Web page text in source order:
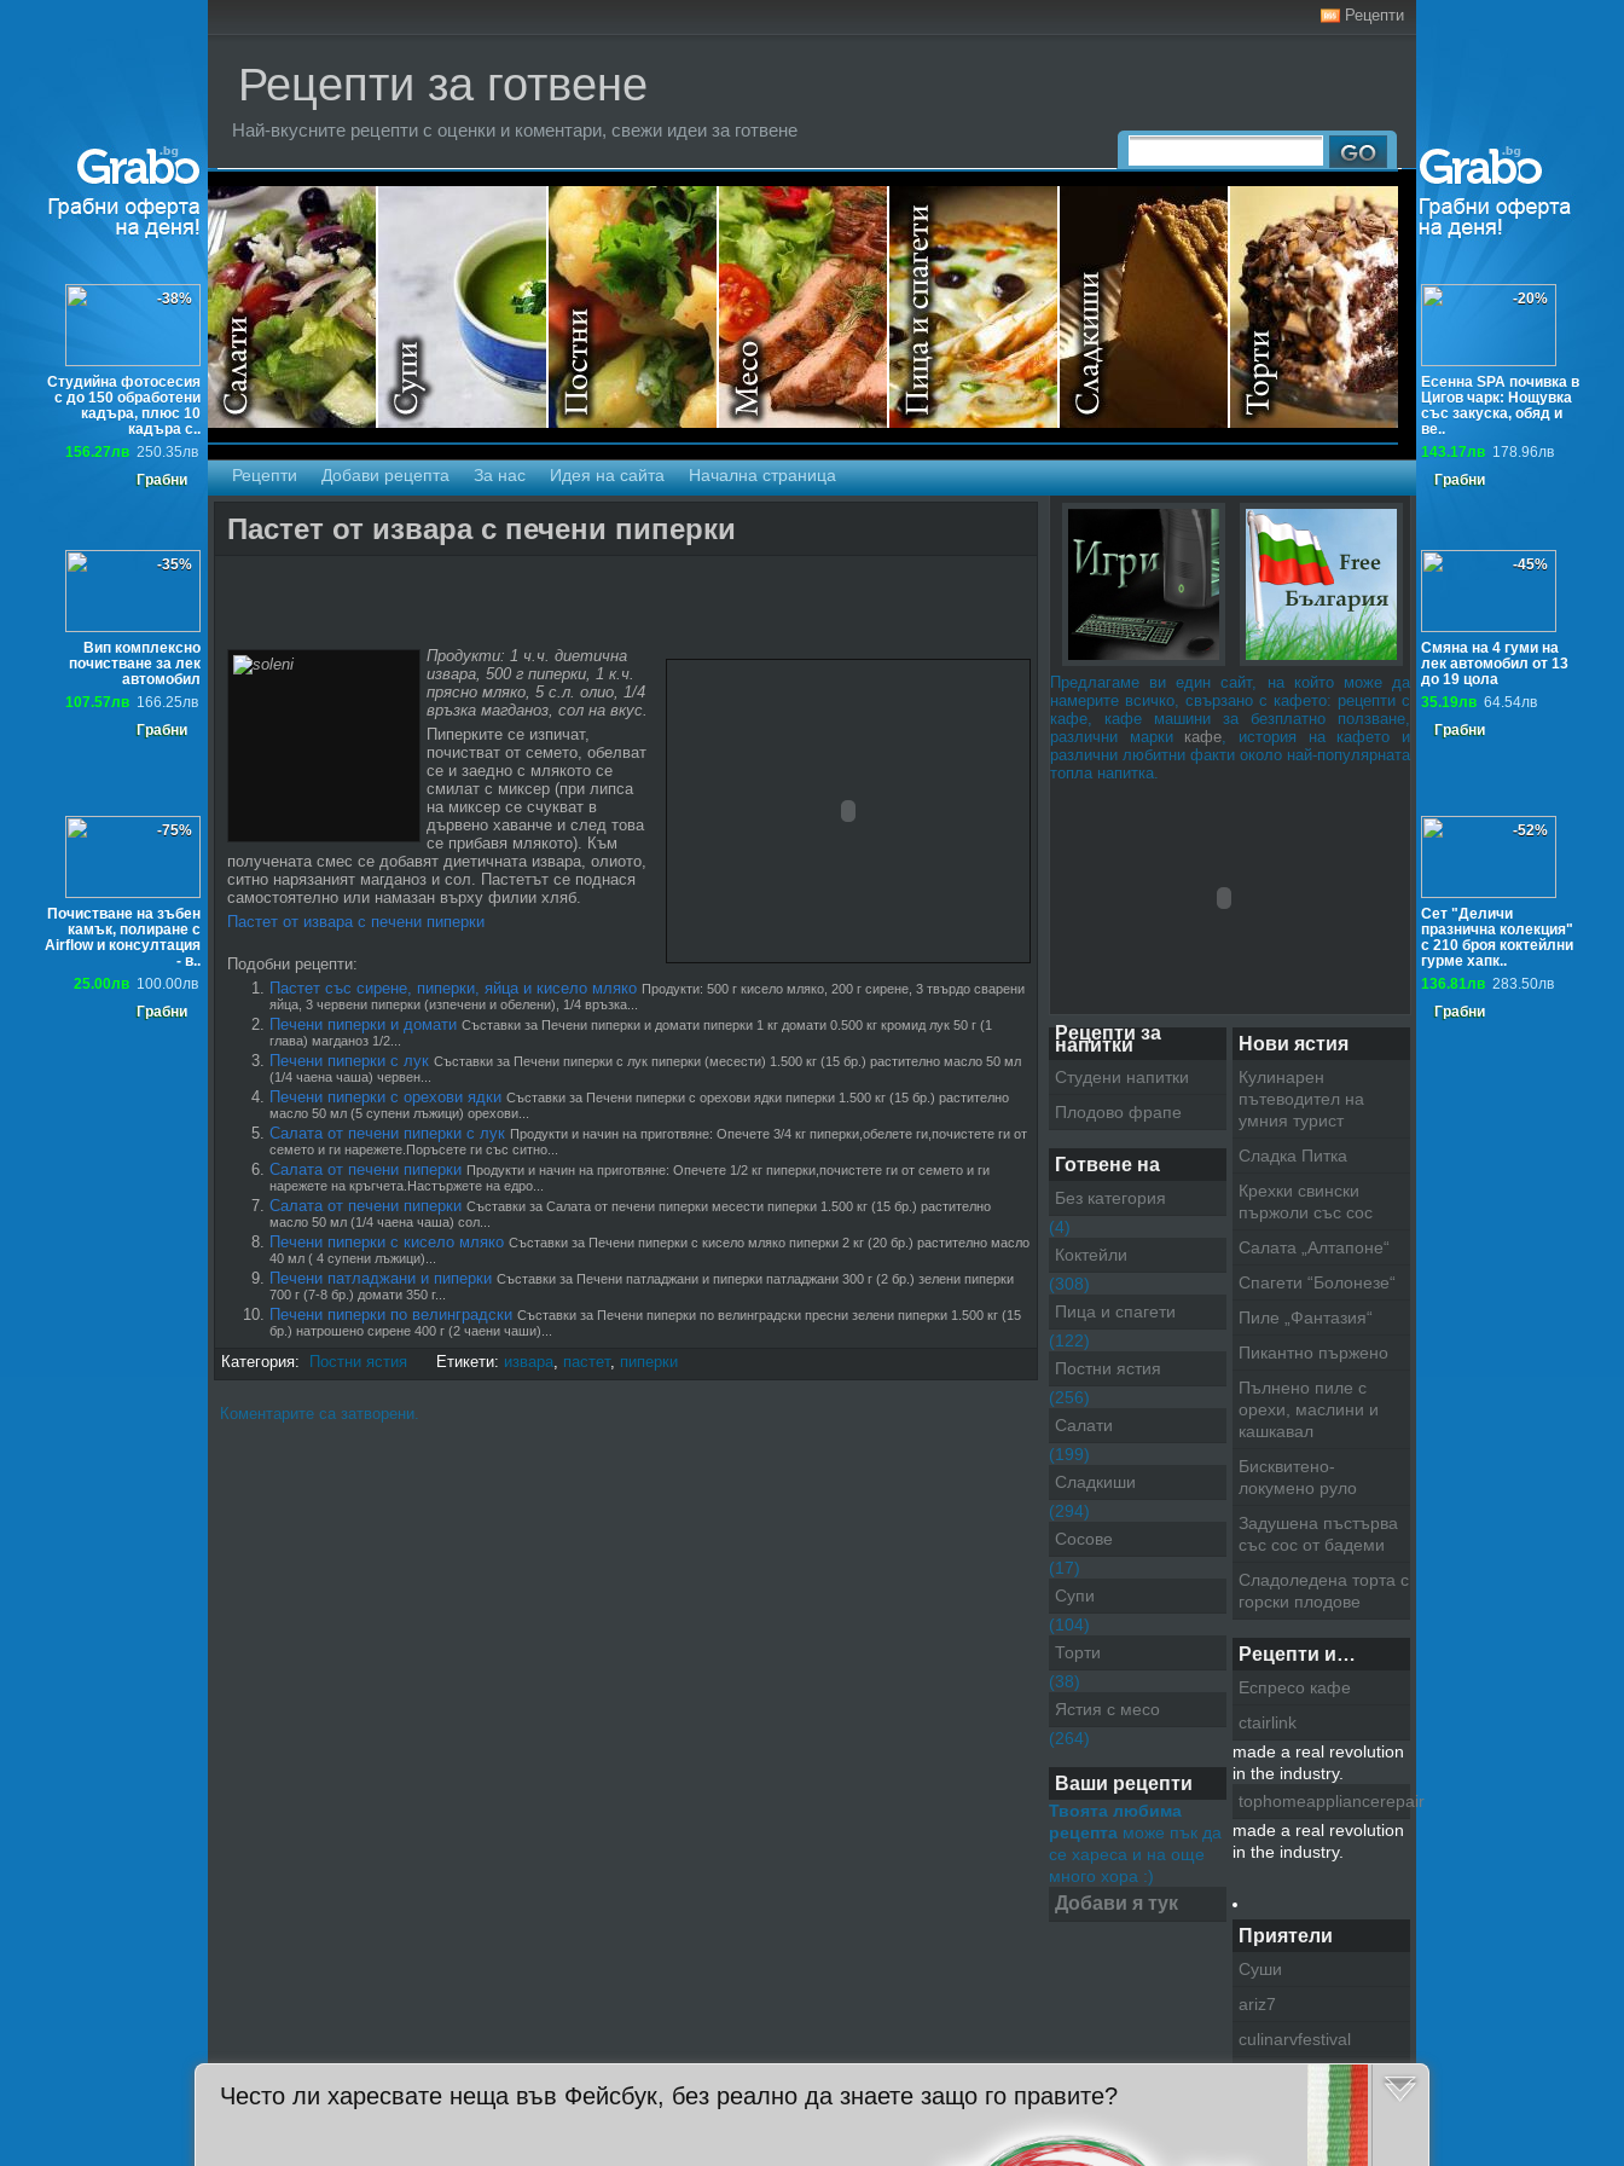
-38%
Студийна фотосесия
с до 150 обработени
кадъра, плюс 10
кадъра с..
156.27лв 250.35лв
Грабни
-35%
Вип комплексно
почистване за лек
автомобил
107.57лв 166.25лв
Грабни
-75%
Почистване на зъбен
камък, полиране с
Airflow и консултация
- в..
25.00лв 100.00лв
Грабни
-20%
Есенна SPA почивка в
Цигов чарк: Нощувка
със закуска, обяд и
ве..
143.17лв 178.96лв
Грабни
-45%
Смяна на 4 гуми на
лек автомобил от 13
до 19 цола
35.19лв 64.54лв
Грабни
-52%
Сет "Деличи
празнична колекция"
с 210 броя коктейлни
гурме хапк..
136.81лв 283.50лв
Грабни
Рецепти
Рецепти за готвене
Най-вкусните рецепти с оценки и коментари, свежи идеи за готвене
Торти
Рецепти Добави рецепта За нас Идея на сайта Начална страница
Пастет от извара с печени пиперки
Продукти: 1 ч.ч. диетична
извара, 500 г пиперки, 1 к.ч.
прясно мляко, 5 с.л. олио, 1/4
връзка магданоз, сол на вкус.
Пиперките се изпичат,
почистват от семето, обелват
се и заедно с млякото се
смилат с миксер (при липса
на миксер се счукват в
дървено хаванче и след това
се прибавя млякото). Към
получената смес се добавят диетичната извара, олиото,
ситно нарязаният магданоз и сол. Пастетът се поднася
самостоятелно или намазан върху филии хляб.
Пастет от извара с печени пиперки
Подобни рецепти:
Пастет със сирене, пиперки, яйца и кисело мляко Продукти: 500 г кисело мляко, 200 г сирене, 3 твърдо сварени
яйца, 3 червени пиперки (изпечени и обелени), 1/4 връзка...
Печени пиперки и домати Съставки за Печени пиперки и домати пиперки 1 кг домати 0.500 кг кромид лук 50 г (1
глава) магданоз 1/2...
Печени пиперки с лук Съставки за Печени пиперки с лук пиперки (месести) 1.500 кг (15 бр.) растително масло 50 мл
(1/4 чаена чаша) червен...
Печени пиперки с орехови ядки Съставки за Печени пиперки с орехови ядки пиперки 1.500 кг (15 бр.) растително
масло 50 мл (5 супени лъжици) орехови...
Салата от печени пиперки с лук Продукти и начин на приготвяне: Опечете 3/4 кг пиперки,обелете ги,почистете ги от
семето и ги нарежете.Поръсете ги със ситно...
Салата от печени пиперки Продукти и начин на приготвяне: Опечете 1/2 кг пиперки,почистете ги от семето и ги
нарежете на кръгчета.Настържете на едро...
Салата от печени пиперки Съставки за Салата от печени пиперки месести пиперки 1.500 кг (15 бр.) растително
масло 50 мл (1/4 чаена чаша) сол...
Печени пиперки с кисело мляко Съставки за Печени пиперки с кисело мляко пиперки 2 кг (20 бр.) растително масло
40 мл ( 4 супени лъжици)...
Печени патладжани и пиперки Съставки за Печени патладжани и пиперки патладжани 300 г (2 бр.) зелени пиперки
700 г (7-8 бр.) домати 350 г...
Печени пиперки по велинградски Съставки за Печени пиперки по велинградски пресни зелени пиперки 1.500 кг (15
бр.) натрошено сирене 400 г (2 чаени чаши)...
Категория:
Постни ястия Етикети: извара, пастет, пиперки
Коментарите са затворени.
Предлагаме ви един сайт, на който може да
намерите всичко, свързано с кафето: рецепти с
кафе, кафе машини за безплатно ползване,
различни марки кафе, история на кафето и
различни любитни факти около най-популярната
топла напитка.
Нови ястия
Кулинарен
пътеводител на
умния турист
Сладка Питка
Крехки свински
пържоли със сос
Салата „Алтапоне“
Спагети “Болонезе“
Пиле „Фантазия“
Пикантно пържено
Пълнено пиле с
орехи, маслини и
кашкавал
Бисквитено-
локумено руло
Задушена пъстърва
със сос от бадеми
Сладоледена торта с
горски плодове
Рецепти и…
Еспресо кафе
ctairlink
made a real revolution
in the industry.
tophomeappliancerepair
made a real revolution
in the industry.
Приятели
Суши
ariz7
culinarvfestival
pazitel na tradiciite
Рецепти за
напитки
Студени напитки
Плодово фрапе
Готвене на
Без категория
(4)
Коктейли
(308)
Пица и спагети
(122)
Постни ястия
(256)
Салати
(199)
Сладкиши
(294)
Сосове
(17)
Супи
(104)
Торти
(38)
Ястия с месо
(264)
Ваши рецепти
Твоята любима
рецепта може пък да
се хареса и на още
много хора :)
Добави я тук
Често ли харесвате неща във Фейсбук, без реално да знаете защо го правите?